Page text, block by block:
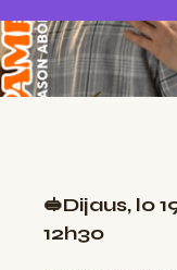
🥪Dijaus, lo
12h30